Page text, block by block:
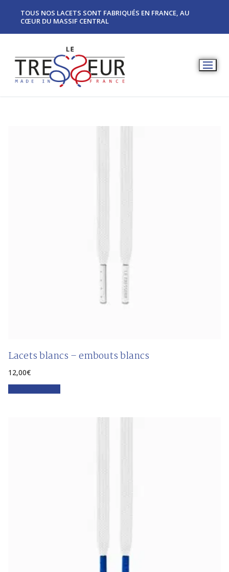
TOUS NOS LACETS SONT FABRIQUÉS EN FRANCE, AU
CŒUR DU MASSIF CENTRAL
Lacets blancs – embouts blancs
12,00€